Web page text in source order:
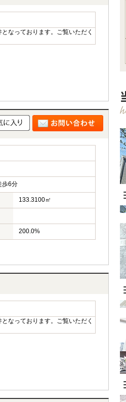
なっております。ご覧いただく
6分
133.3100㎡
200.0%
なっております。ご覧いただく